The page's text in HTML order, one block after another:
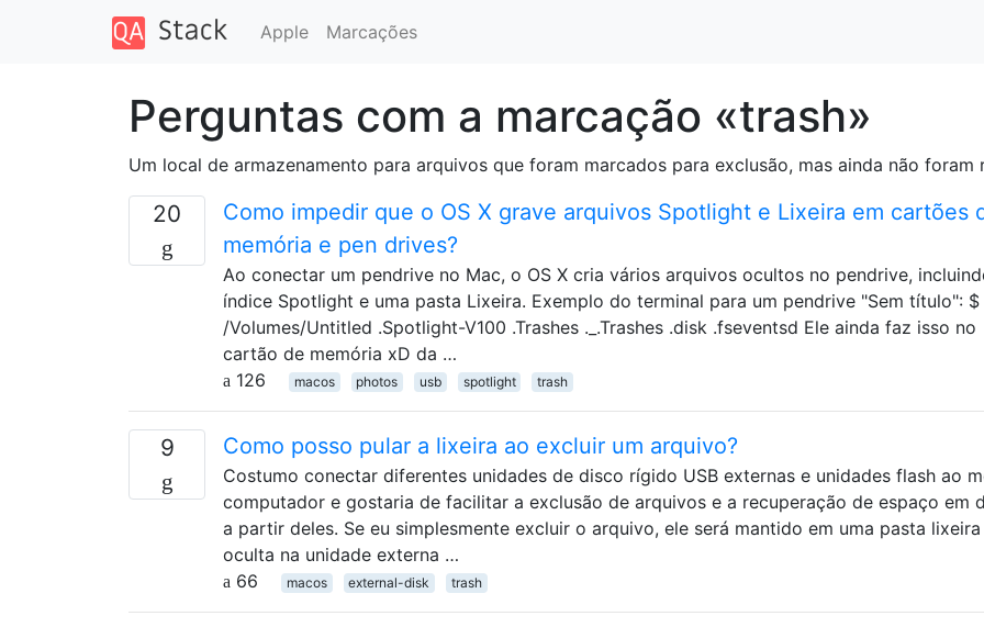
Apple Marcações
Perguntas com a marcação «trash»
Um local de armazenamento para arquivos que foram marcados para exclusão, mas ainda não
20
Como impedir que o OS X grave arquivos Spotlight e Lixeira em cartões
memória e pen drives?
Ao conectar um pendrive no Mac, o OS X cria vários arquivos ocultos no pendrive,
índice Spotlight e uma pasta Lixeira. Exemplo do terminal para um pendrive "Sem título": $
/Volumes/Untitled .Spotlight-V100 .Trashes ._.Trashes .disk .fseventsd Ele ainda faz isso no
cartão de memória xD da …
126
macos photos usb spotlight trash
9 Como posso pular a lixeira ao excluir um arquivo?
Costumo conectar diferentes unidades de disco rígido USB externas e unidades flash ao
computador e gostaria de facilitar a exclusão de arquivos e a recuperação de espaço em
a partir deles. Se eu simplesmente excluir o arquivo, ele será mantido em uma pasta lixeira
oculta na unidade externa …
66
macos external-disk trash